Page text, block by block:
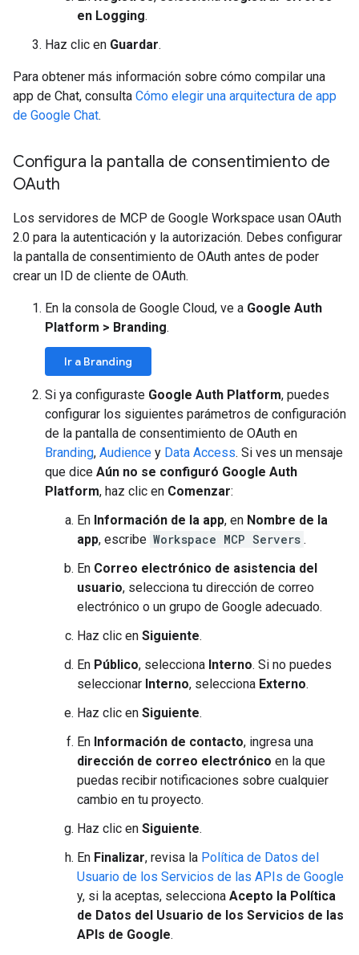
en Logging.
Haz clic en Guardar.
Para obtener más información sobre cómo compilar una
app de Chat, consulta Cómo elegir una arquitectura de app
de Google Chat.
Configura la pantalla de consentimiento de
OAuth
Los servidores de MCP de Google Workspace usan OAuth
2.0 para la autenticación y la autorización. Debes configurar
la pantalla de consentimiento de OAuth antes de poder
crear un ID de cliente de OAuth.
En la consola de Google Cloud, ve a Google Auth
Platform > Branding.
Ir a Branding
Si ya configuraste Google Auth Platform, puedes
configurar los siguientes parámetros de configuración
de la pantalla de consentimiento de OAuth en
Branding, Audience y Data Access. Si ves un mensaje
que dice Aún no se configuró Google Auth
Platform, haz clic en Comenzar:
En Información de la app, en Nombre de la
app, escribe Workspace MCP Servers .
En Correo electrónico de asistencia del
usuario, selecciona tu dirección de correo
electrónico o un grupo de Google adecuado.
Haz clic en Siguiente.
En Público, selecciona Interno. Si no puedes
seleccionar Interno, selecciona Externo.
Haz clic en Siguiente.
En Información de contacto, ingresa una
dirección de correo electrónico en la que
puedas recibir notificaciones sobre cualquier
cambio en tu proyecto.
Haz clic en Siguiente.
En Finalizar, revisa la Política de Datos del
Usuario de los Servicios de las APIs de Google
y, si la aceptas, selecciona Acepto la Política
de Datos del Usuario de los Servicios de las
APIs de Google.